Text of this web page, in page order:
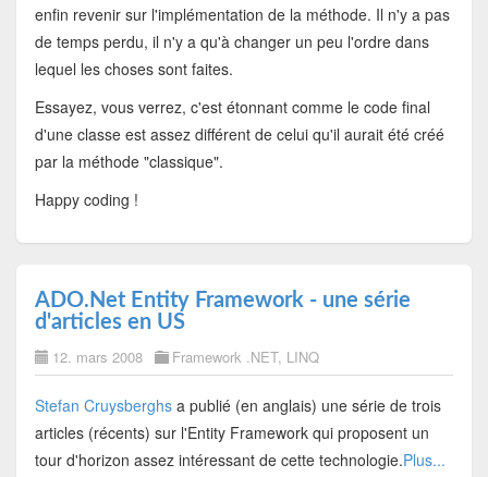
enfin revenir sur l'implémentation de la méthode. Il n'y a pas
de temps perdu, il n'y a qu'à changer un peu l'ordre dans
lequel les choses sont faites.
Essayez, vous verrez, c'est étonnant comme le code final
d'une classe est assez différent de celui qu'il aurait été créé
par la méthode "classique".
Happy coding !
ADO.Net Entity Framework - une série
d'articles en US
12. mars 2008 Framework .NET, LINQ
Stefan Cruysberghsa publié (en anglais) une série de trois
articles (récents) sur l'Entity Framework qui proposent un
tour d'horizon assez intéressant de cette technologie.Plus...